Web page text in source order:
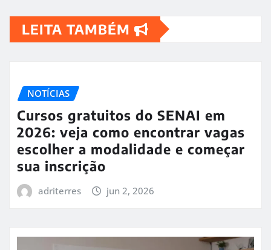
LEITA TAMBÉM
NOTÍCIAS
Cursos gratuitos do SENAI em
2026: veja como encontrar vagas
escolher a modalidade e começar
sua inscrição
adriterres jun 2, 2026